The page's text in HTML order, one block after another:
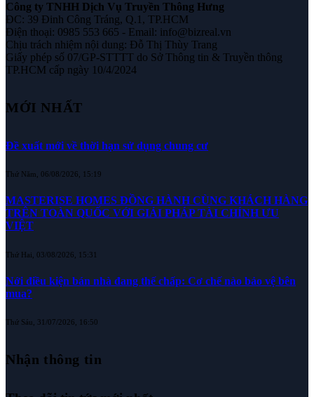
Công ty TNHH Dịch Vụ Truyền Thông Hưng
ĐC: 39 Đinh Công Tráng, Q.1, TP.HCM
Điện thoại: 0985 553 665 - Email: info@bizreal.vn
Chịu trách nhiệm nội dung: Đỗ Thị Thùy Trang
Giấy phép số 07/GP-STTTT do Sở Thông tin & Truyền thông
TP.HCM cấp ngày 10/4/2024
MỚI NHẤT
Đề xuất mới về thời hạn sử dụng chung cư
Thứ Năm, 06/08/2026, 15:19
MASTERISE HOMES ĐỒNG HÀNH CÙNG KHÁCH HÀNG
TRÊN TOÀN QUỐC VỚI GIẢI PHÁP TÀI CHÍNH ƯU
VIỆT
Thứ Hai, 03/08/2026, 15:31
Nới điều kiện bán nhà đang thế chấp: Cơ chế nào bảo vệ bên
mua?
Thứ Sáu, 31/07/2026, 16:50
Nhận thông tin